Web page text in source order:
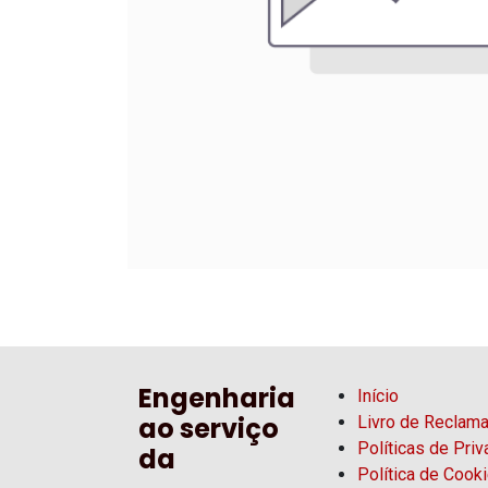
Engenharia
ao serviço
da
Início
Livro de
Políticas de
Política de